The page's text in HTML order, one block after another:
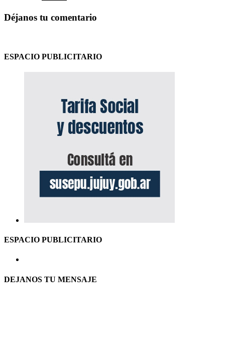
Déjanos tu comentario
ESPACIO PUBLICITARIO
ESPACIO PUBLICITARIO
DEJANOS TU MENSAJE